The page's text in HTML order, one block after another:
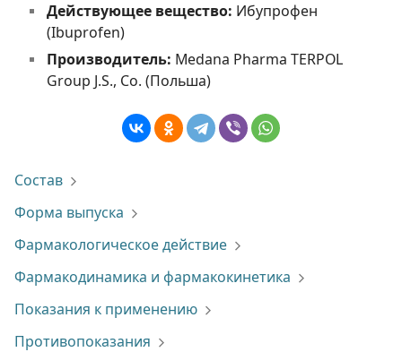
Действующее вещество: Ибупрофен
(Ibuprofen)
Производитель: Medana Pharma TERPOL
Group J.S., Co. (Польша)
Состав
Форма выпуска
Фармакологическое действие
Фармакодинамика и фармакокинетика
Показания к применению
Противопоказания